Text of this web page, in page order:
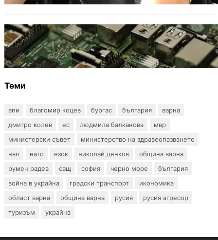
ИКОНОМИКА
Кои българи се осигуряват на новия таван
от 2300 евро
Теми
апи благомир коцев бургас българия
варна
дмитро колев
ес людмила балканова
мвр
министерски съвет
министерство на здравеопазването
нап
нато нзок николай денков
община варна
румен радев
сащ софия черно море
българия
война в украйна
градски транспорт
икономика
област варна
община варна русия
русия агресор
туризъм
украйна